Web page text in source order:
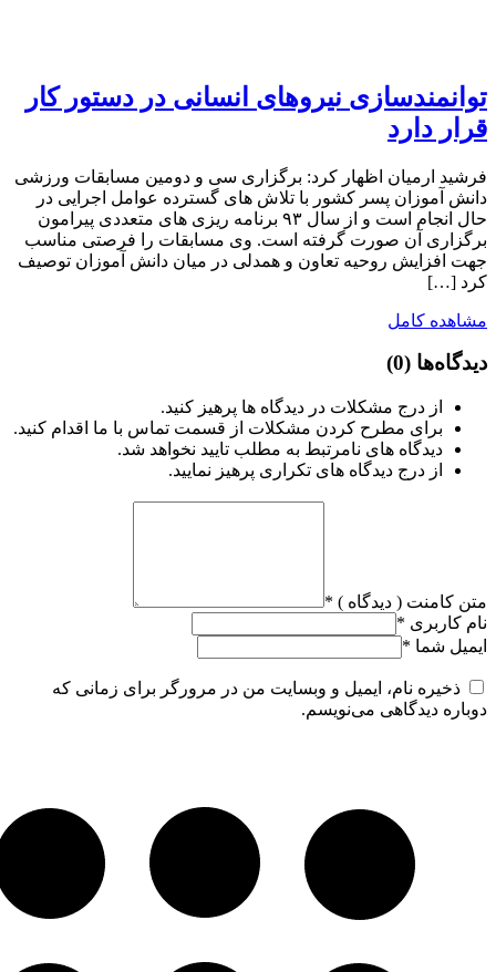
توانمندسازی نیروهای انسانی در دستور کار
قرار دارد
فرشید ارمیان اظهار کرد: برگزاری سی و دومین مسابقات ورزشی
دانش آموزان پسر کشور با تلاش های گسترده عوامل اجرایی در
حال انجام است و از سال ۹۳ برنامه ریزی های متعددی پیرامون
برگزاری آن صورت گرفته است. وی مسابقات را فرصتی مناسب
جهت افزایش روحیه تعاون و همدلی در میان دانش آموزان توصیف
کرد […]
مشاهده کامل
دیدگاه‌ها (0)
از درج مشکلات در دیدگاه ها پرهیز کنید.
برای مطرح کردن مشکلات از قسمت تماس با ما اقدام کنید.
دیدگاه های نامرتبط به مطلب تایید نخواهد شد.
از درج دیدگاه های تکراری پرهیز نمایید.
متن کامنت ( دیدگاه ) *
نام کاربری *
ایمیل شما *
ذخیره نام، ایمیل و وبسایت من در مرورگر برای زمانی که
دوباره دیدگاهی می‌نویسم.